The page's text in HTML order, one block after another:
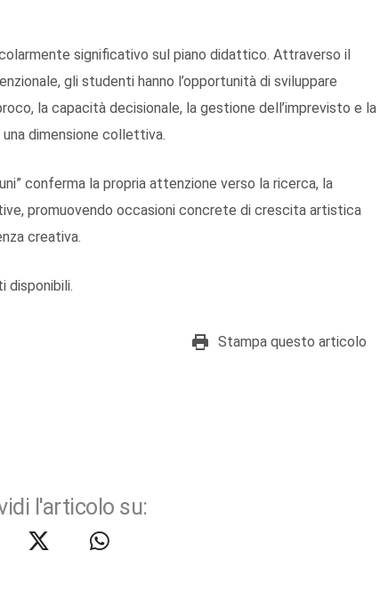
significativo sul piano didattico. Attraverso il
gli studenti hanno l’opportunità di sviluppare
la capacità decisionale, la gestione dell’imprevisto e la
dimensione collettiva.
conferma la propria attenzione verso la ricerca, la
promuovendo occasioni concrete di crescita artistica
creativa.
disponibili.
Stampa questo articolo
l'articolo su: